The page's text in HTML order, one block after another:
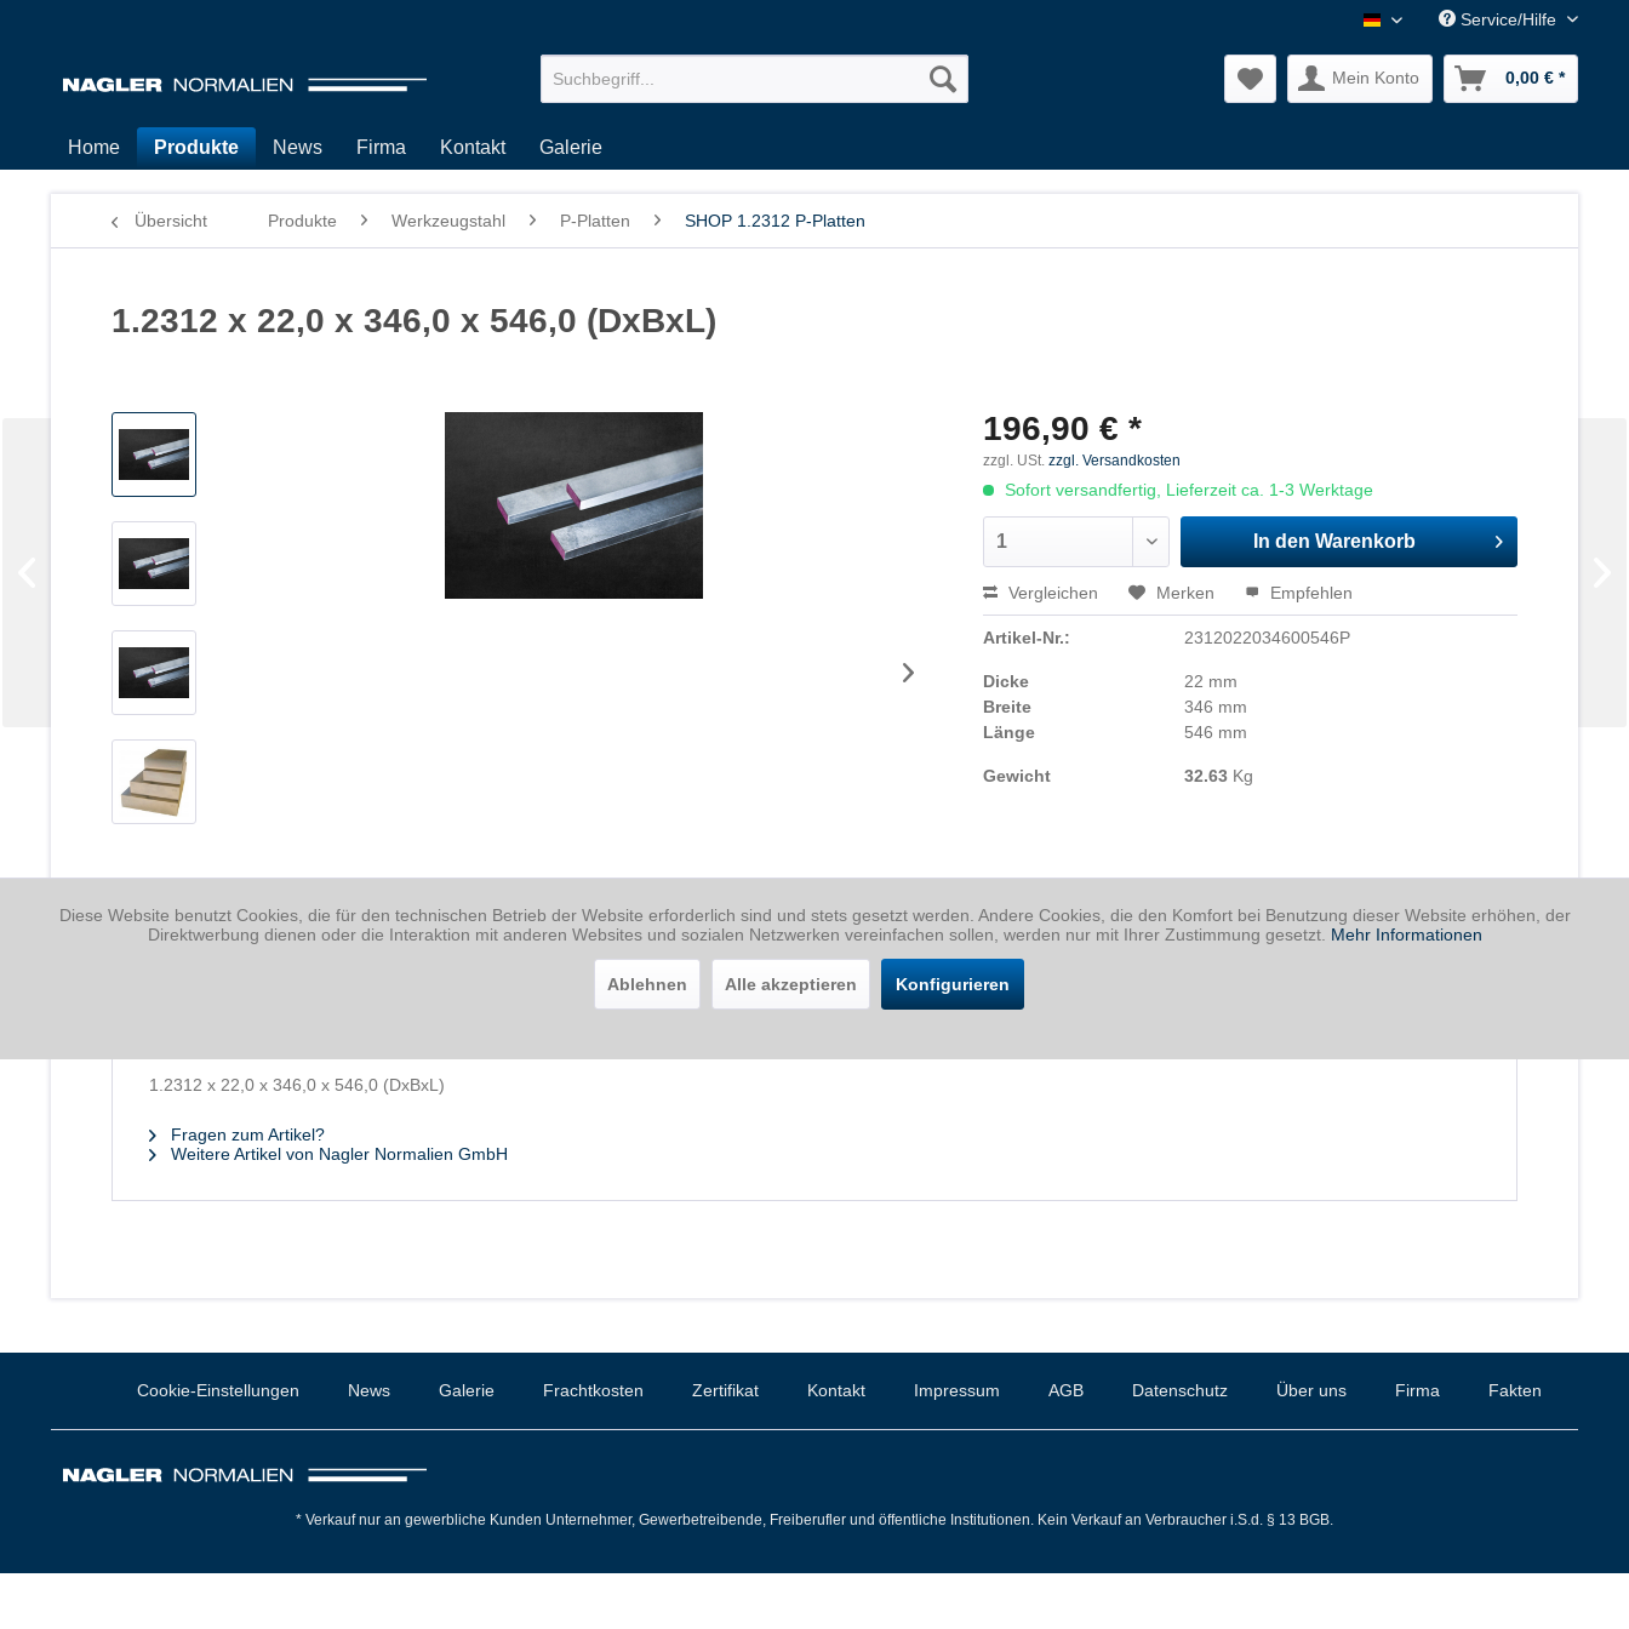
Nagler Normalien DE
Service/Hilfe
Mein Konto 0,00 € *
Home Produkte News Firma Kontakt Galerie
Übersicht Produkte Werkzeugstahl P-Platten SHOP 1.2312 P-Platten
1.2312 x 22,0 x 346,0 x 546,0 (DxBxL)
196,90 € *
zzgl. USt.zzgl. Versandkosten
Sofort versandfertig, Lieferzeit ca. 1-3 Werktage
In den Warenkorb
Vergleichen Merken Empfehlen
Artikel-Nr.: 2312022034600546P
Dicke
22 mm
Breite
346 mm
Länge
546 mm
Gewicht 32.63 Kg
1.2312 x 22,0 x 346,0 x 546,0 (DxBxL)
Fragen zum Artikel?
Weitere Artikel von Nagler Normalien GmbH
Fakten
Firma
Über uns
Datenschutz
AGB
Impressum
Kontakt
Zertifikat
Frachtkosten
Galerie
News
Cookie-Einstellungen
* Verkauf nur an gewerbliche Kunden Unternehmer, Gewerbetreibende, Freiberufler und öffentliche Institutionen. Kein Verkauf an Verbraucher i.S.d. § 13 BGB.
Diese Website benutzt Cookies, die für den technischen Betrieb der Website erforderlich sind und stets gesetzt werden. Andere Cookies, die den Komfort bei Benutzung dieser Website erhöhen, der
Direktwerbung dienen oder die Interaktion mit anderen Websites und sozialen Netzwerken vereinfachen sollen, werden nur mit Ihrer Zustimmung gesetzt. Mehr Informationen
Ablehnen Alle akzeptieren Konfigurieren